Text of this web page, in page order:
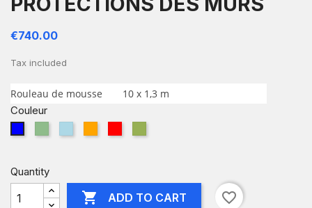
€740.00
Tax included
Rouleau de mousse
10 x 1,3 m
Couleur
Quantity
 ADD TO CART favorite_border